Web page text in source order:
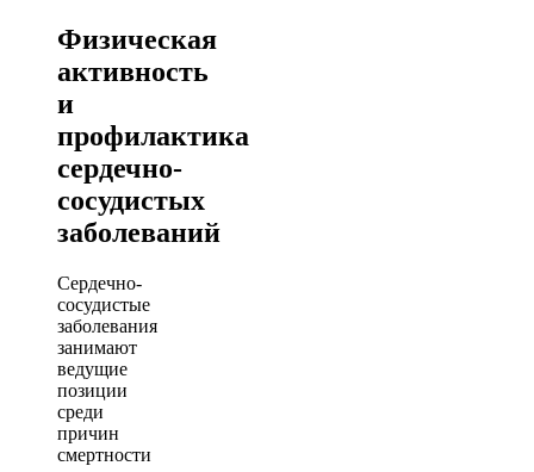
Физическая
активность
и
профилактика
сердечно-
сосудистых
заболеваний
Сердечно-
сосудистые
заболевания
занимают
ведущие
позиции
среди
причин
смертности